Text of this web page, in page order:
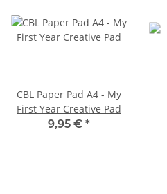
CBL Paper Pad A4 - My
First Year Creative Pad
9,95 € *